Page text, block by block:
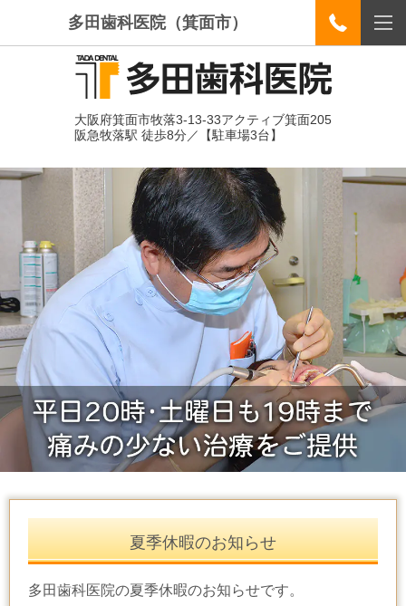
多田歯科医院（箕面市）
大阪府箕面市牧落3-13-33アクティブ箕面205
阪急牧落駅 徒歩8分／【駐車場3台】
夏季休暇のお知らせ
多田歯科医院の夏季休暇のお知らせです。